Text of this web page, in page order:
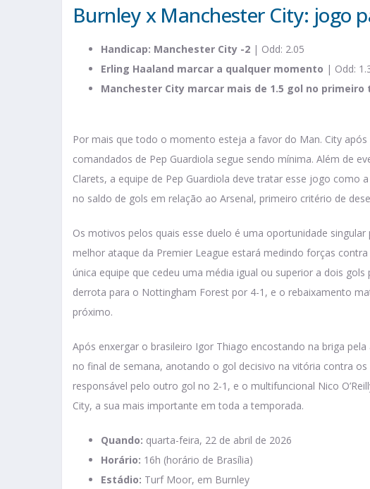
Burnley x Manchester City: jogo
Handicap: Manchester City -2 | Odd: 2.05
Erling Haaland marcar a qualquer momento | Odd:
Manchester City marcar mais de 1.5 gol no primeiro
Por mais que todo o momento esteja a favor do Man. City
comandados de Pep Guardiola segue sendo mínima. Além de
Clarets, a equipe de Pep Guardiola deve tratar esse jogo como
no saldo de gols em relação ao Arsenal, primeiro critério de
Os motivos pelos quais esse duelo é uma oportunidade
melhor ataque da Premier League estará medindo forças
única equipe que cedeu uma média igual ou superior a dois
derrota para o Nottingham Forest por 4-1, e o rebaixamento
próximo.
Após enxergar o brasileiro Igor Thiago encostando na briga
no final de semana, anotando o gol decisivo na vitória contra os
responsável pelo outro gol no 2-1, e o multifuncional Nico
City, a sua mais importante em toda a temporada.
Quando: quarta-feira, 22 de abril de 2026
Horário: 16h (horário de Brasília)
Estádio: Turf Moor, em Burnley